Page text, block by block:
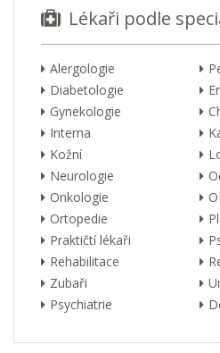
Lékaři podle
Alergologie
Diabetologie
Gynekologie
Interna
Kožní
Neurologie
Onkologie
Ortopedie
Praktičtí lékaři
Rehabilitace
Zubaři
Psychiatrie